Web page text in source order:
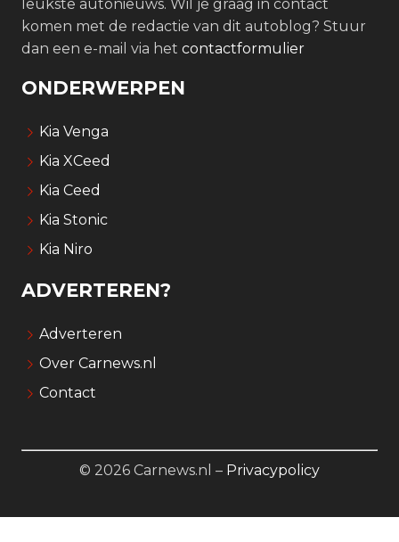
leukste autonieuws. Wil je graag in contact
komen met de redactie van dit autoblog? Stuur
dan een e-mail via het contactformulier
ONDERWERPEN
Kia Venga
Kia XCeed
Kia Ceed
Kia Stonic
Kia Niro
ADVERTEREN?
Adverteren
Over Carnews.nl
Contact
© 2026 Carnews.nl – Privacypolicy